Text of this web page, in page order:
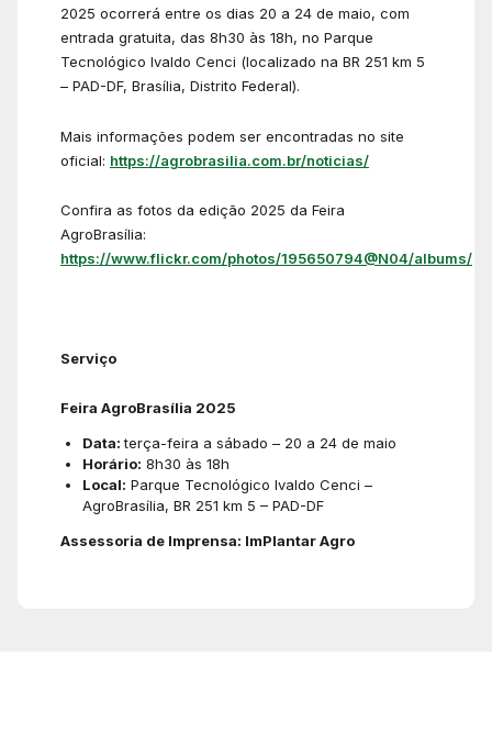
2025 ocorrerá entre os dias 20 a 24 de maio, com
entrada gratuita, das 8h30 às 18h, no Parque
Tecnológico Ivaldo Cenci (localizado na BR 251 km 5
– PAD-DF, Brasília, Distrito Federal).
Mais informações podem ser encontradas no site
oficial: https://agrobrasilia.com.br/noticias/
Confira as fotos da edição 2025 da Feira
AgroBrasília:
https://www.flickr.com/photos/195650794@N04/albums/
Serviço
Feira AgroBrasília 2025
Data:terça-feira a sábado – 20 a 24 de maio
Horário: 8h30 às 18h
Local: Parque Tecnológico Ivaldo Cenci –
AgroBrasília, BR 251 km 5 – PAD-DF
Assessoria de Imprensa: ImPlantar Agro